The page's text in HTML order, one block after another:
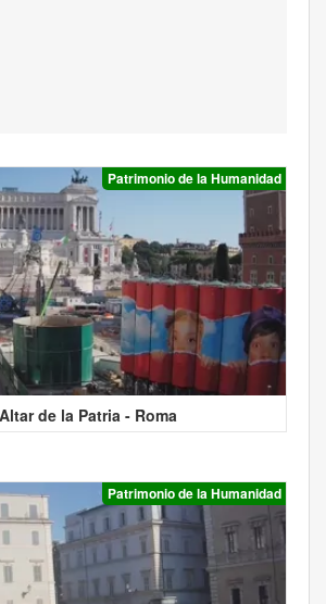
Patrimonio de la Humanidad
de la Patria - Roma
Patrimonio de la Humanidad